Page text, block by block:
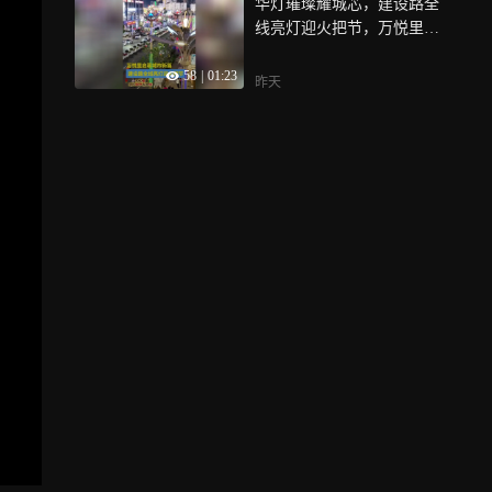
58 01:23
华灯璀璨耀城芯，建设路全
线亮灯迎火把节，万悦里启
昨天